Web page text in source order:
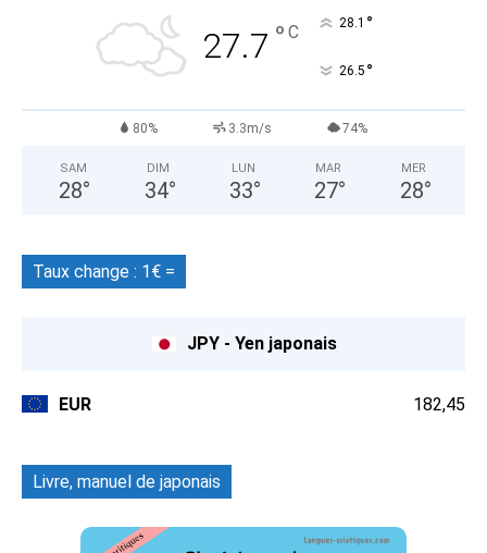
27.7 ° C 28.1 °
26.5 °
80% 3.3m/s 74%
SAM
28°
DIM
34°
LUN
33°
MAR
27°
MER
28°
Taux change : 1€ =
JPY - Yen japonais
EUR 182,45
Livre, manuel de japonais